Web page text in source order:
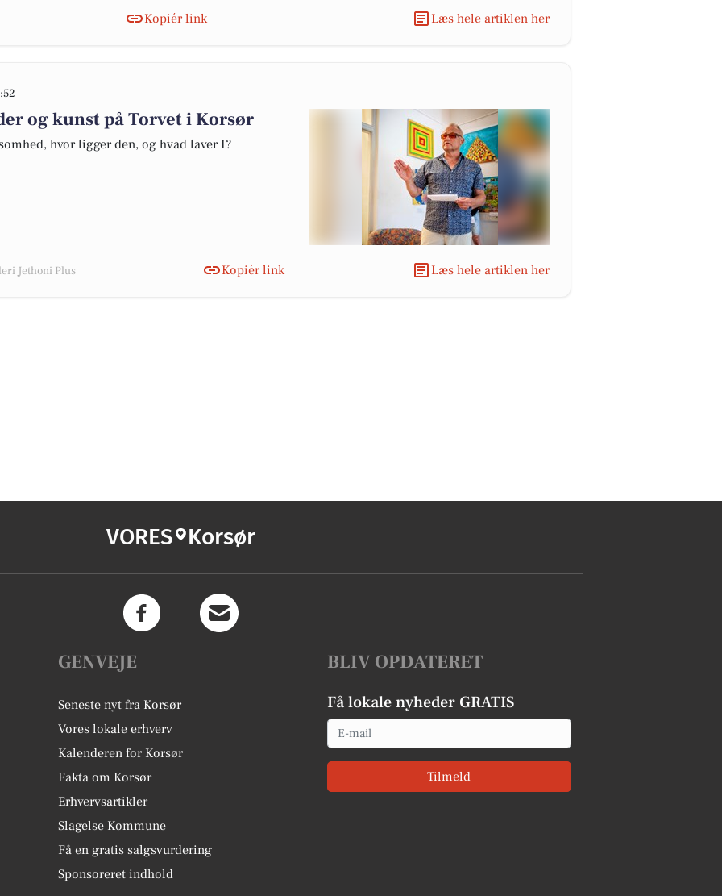
Kopiér link Læs hele artiklen her
og kunst på Torvet i Korsør
hvor ligger den, og hvad laver I?
Jethoni Plus Kopiér link Læs hele artiklen her
VORES Korsør
GENVEJE
Seneste nyt fra Korsør
Vores lokale erhverv
Kalenderen for Korsør
Fakta om Korsør
Erhvervsartikler
Slagelse Kommune
Få en gratis salgsvurdering
Sponsoreret indhold
BLIV OPDATERET
Få lokale nyheder GRATIS
Email
Tilmeld